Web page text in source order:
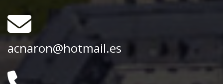
acnaron@hotmail.es